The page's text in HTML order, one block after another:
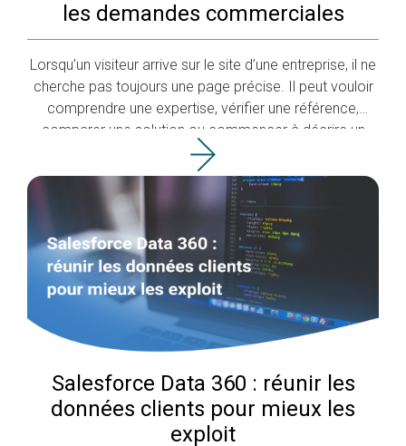
les demandes commerciales
Lorsqu’un visiteur arrive sur le site d’une entreprise, il ne
cherche pas toujours une page précise. Il peut vouloir
comprendre une expertise, vérifier une référence,
comparer une solution ou commencer à décrire un
projet. Dans ces moments,
Salesforce Data 360 : réunir les
données clients pour mieux les
exploit